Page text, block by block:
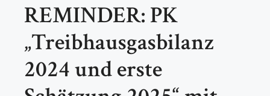
REMINDER: PK
„Treibhausgasbilanz
2024 und erste